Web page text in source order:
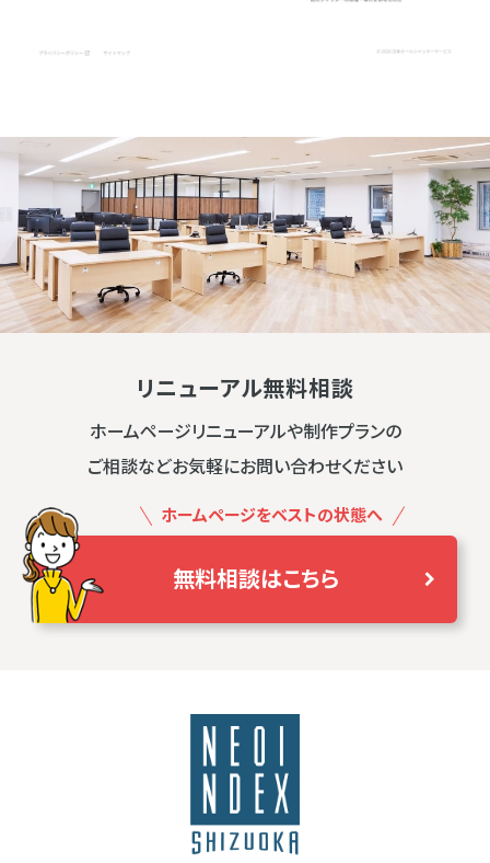
リニューアル無料相談
ホームページリニューアルや制作プランの
ご相談などお気軽にお問い合わせください
ホームページをベストの状態へ
無料相談はこちら